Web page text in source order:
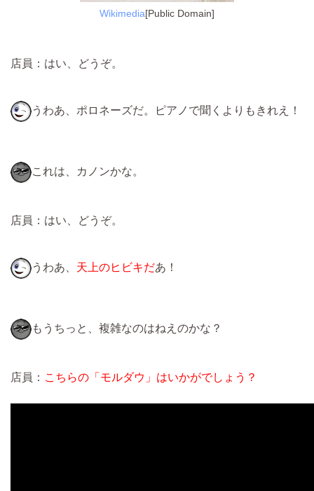
Wikimedia[Public Domain]
店員：はい、どうぞ。
うわあ、ポロネーズだ。ピアノで聞くよりもきれえ！
これは、カノンかな。
店員：はい、どうぞ。
うわあ、 天上のヒビキだあ！
もうちっと、複雑なのはねえのかな？
店員： こちらの「モルダウ」はいかがでしょう？